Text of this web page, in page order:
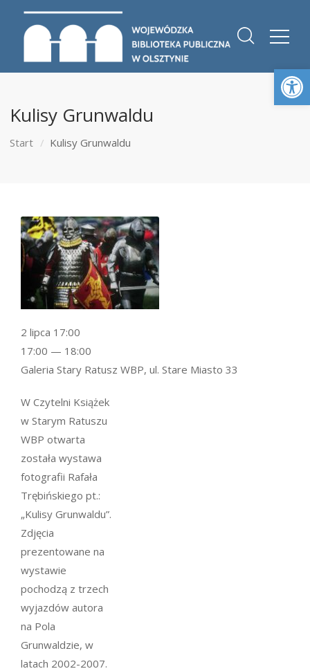
Kulisy Grunwaldu
Start Kulisy Grunwaldu
W Czytelni Książek
w Starym Ratuszu
WBP otwarta
została wystawa
fotografii Rafała
Trębińskiego pt.:
„Kulisy Grunwaldu”.
Zdjęcia
prezentowane na
wystawie
pochodzą z trzech
wyjazdów autora
na Pola
Grunwaldzie, w
latach 2002-2007.
2 lipca 17:00
17:00 — 18:00
Galeria Stary Ratusz WBP, ul. Stare Miasto 33